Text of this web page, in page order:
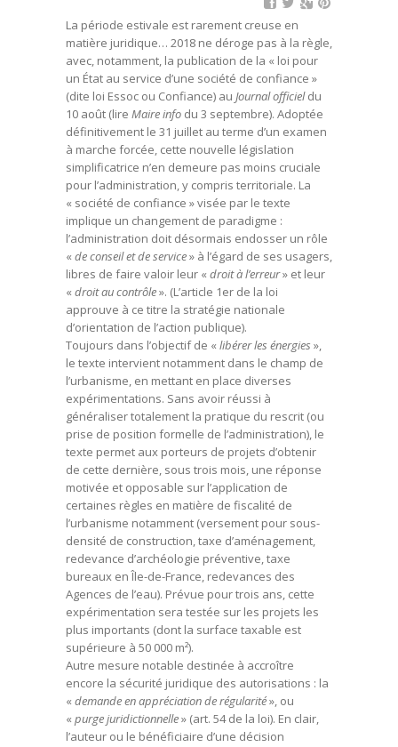
La période estivale est rarement creuse en
matière juridique… 2018 ne déroge pas à la règle,
avec, notamment, la publication de la « loi pour
un État au service d’une société de confiance »
(dite loi Essoc ou Confiance) au Journal officieldu
10 août (lire Maire info du 3 septembre). Adoptée
définitivement le 31 juillet au terme d’un examen
à marche forcée, cette nouvelle législation
simplificatrice n’en demeure pas moins cruciale
pour l’administration, y compris territoriale. La
« société de confiance » visée par le texte
implique un changement de paradigme :
l’administration doit désormais endosser un rôle
« de conseil et de service» à l’égard de ses usagers,
libres de faire valoir leur « droit à l’erreur» et leur
« droit au contrôle». (L’article 1er de la loi
approuve à ce titre la stratégie nationale
d’orientation de l’action publique).
Toujours dans l’objectif de « libérer les énergies »,
le texte intervient notamment dans le champ de
l’urbanisme, en mettant en place diverses
expérimentations. Sans avoir réussi à
généraliser totalement la pratique du rescrit (ou
prise de position formelle de l’administration), le
texte permet aux porteurs de projets d’obtenir
de cette dernière, sous trois mois, une réponse
motivée et opposable sur l’application de
certaines règles en matière de fiscalité de
l’urbanisme notamment (versement pour sous-
densité de construction, taxe d’aménagement,
redevance d’archéologie préventive, taxe
bureaux en Île-de-France, redevances des
Agences de l’eau). Prévue pour trois ans, cette
expérimentation sera testée sur les projets les
plus importants (dont la surface taxable est
supérieure à 50 000 m²).
Autre mesure notable destinée à accroître
encore la sécurité juridique des autorisations : la
« demande en appréciation de régularité», ou
« purge juridictionnelle» (art. 54 de la loi). En clair,
l’auteur ou le bénéficiaire d’une décision